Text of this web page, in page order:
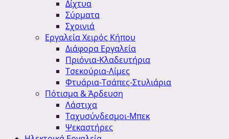
Δίχτυα
Σύρματα
Σχοινιά
Εργαλεία Χειρός Κήπου
Διάφορα Εργαλεία
Πριόνια-Κλαδευτήρια
Τσεκούρια-Λίμες
Φτυάρια-Τσάπες-Στυλιάρια
Πότισμα & Άρδευση
Λάστιχα
Ταχυσύνδεσμοι-Μπεκ
Ψεκαστήρες